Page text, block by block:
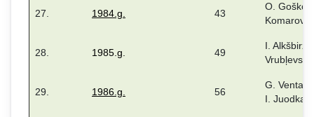
27. 1984.g. 43
O. Goško,
Komarova
28. 1985.g. 49
I.
Vrubļevska
29. 1986.g. 56
G.
I. Juodka